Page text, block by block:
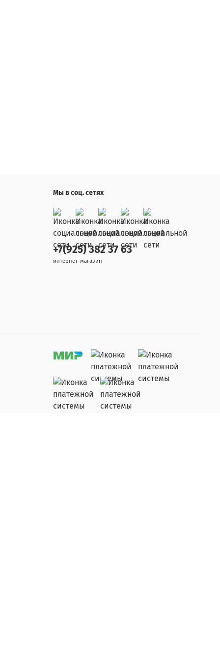
Мы в соц. сетях
+7(925) 382 37 63
интернет-магазин